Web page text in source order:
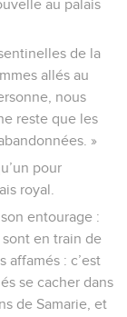
au palais
de la
allés au
nous
reste que les
»
pour
royal.
entourage :
en train de
affamés : c’est
se cacher dans
de Samarie, et